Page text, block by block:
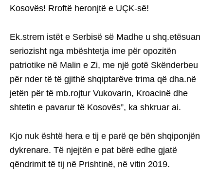
Kosovës! Rroftë heronjtë e UÇK-së!
Ek.strem istët e Serbisë së Madhe u shq.etësuan
seriozisht nga mbështetja ime për opozitën
patriotike në Malin e Zi, me një gotë Skënderbeu
për nder të të gjithë shqiptarëve trima që dha.në
jetën për të mb.rojtur Vukovarin, Kroacinë dhe
shtetin e pavarur të Kosovës”, ka shkruar ai.
Kjo nuk është hera e tij e parë qe bën shqiponjën
dykrenare. Të njejtën e pat bërë edhe gjatë
qëndrimit të tij në Prishtinë, në vitin 2019.